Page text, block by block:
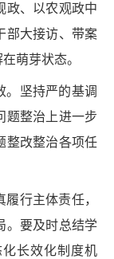
政、以农观政中
部大接访、带案
萌芽状态。
。坚持严的基调
题整治上进一步
整改整治各项任
行主体责任，
。要及时总结学
长效化制度机